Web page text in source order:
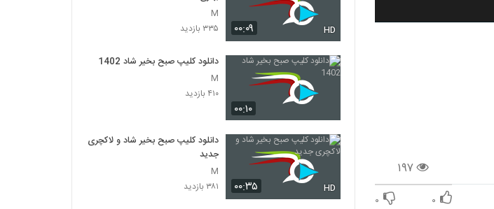
۱۹۷
۰ ۰
۰۰:۰۹ HD
M
۳۳۵ بازدید
۰۰:۱۰
دانلود کلیپ صبح بخیر شاد 1402
M
۴۱۰ بازدید
۰۰:۳۵ HD
دانلود کلیپ صبح بخیر شاد و لاکچری
جدید
M
۳۸۱ بازدید